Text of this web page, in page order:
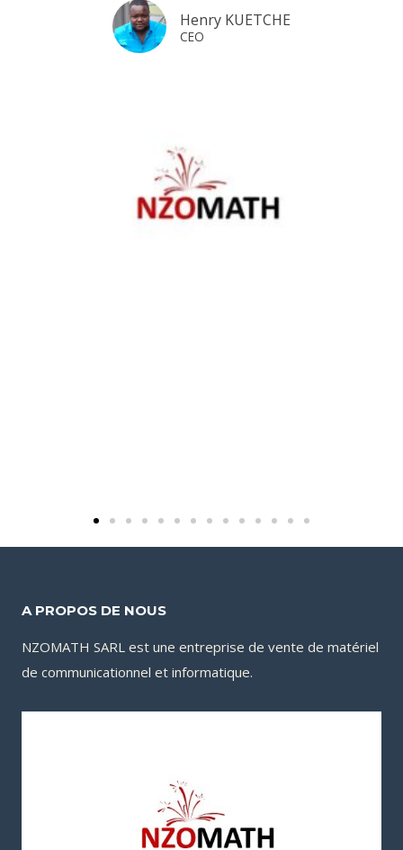
Henry KUETCHE
CEO
A PROPOS DE NOUS
NZOMATH SARL est une entreprise de vente de matériel
de communicationnel et informatique.